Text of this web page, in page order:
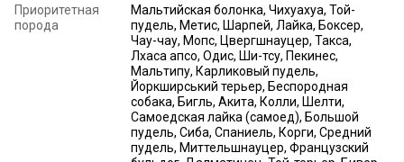
Приоритетная
порода
Мальтийская болонка, Чихуахуа, Той-
пудель, Метис, Шарпей, Лайка, Боксер,
Чау-чау, Мопс, Цвергшнауцер, Такса,
Лхаса апсо, Одис, Ши-тсу, Пекинес,
Мальтипу, Карликовый пудель,
Йоркширський терьер, Беспородная
собака, Бигль, Акита, Колли, Шелти,
Самоедская лайка (самоед), Большой
пудель, Сиба, Спаниель, Корги, Средний
пудель, Миттельшнауцер, Французский